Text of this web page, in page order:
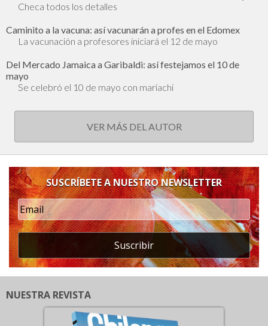
Checa todos los detalles
Caminito a la vacuna: así vacunarán a profes en el Edomex
La vacunación a profesores iniciará el 12 de mayo
Del Mercado Jamaica a Garibaldi: así festejamos el 10 de
mayo
Se celebró el 10 de mayo con mariachi
VER MÁS DEL AUTOR
SUSCRÍBETE A NUESTRO NEWSLETTER
Suscribir
NUESTRA REVISTA